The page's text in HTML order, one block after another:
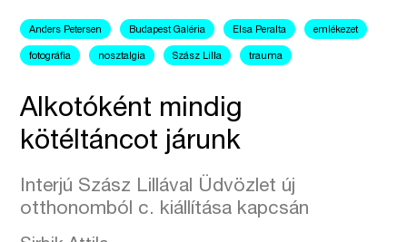
Anders Petersen Budapest Galéria Elsa Peralta emlékezet
fotográfia nosztalgia Szász Lilla trauma
Alkotóként mindig
kötéltáncot járunk
Interjú Szász Lillával Üdvözlet új
otthonomból c. kiállítása kapcsán